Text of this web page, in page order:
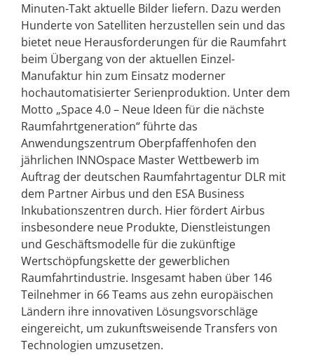
Minuten-Takt aktuelle Bilder liefern. Dazu werden
Hunderte von Satelliten herzustellen sein und das
bietet neue Herausforderungen für die Raumfahrt
beim Übergang von der aktuellen Einzel-
Manufaktur hin zum Einsatz moderner
hochautomatisierter Serienproduktion. Unter dem
Motto „Space 4.0 – Neue Ideen für die nächste
Raumfahrtgeneration“ führte das
Anwendungszentrum Oberpfaffenhofen den
jährlichen INNOspace Master Wettbewerb im
Auftrag der deutschen Raumfahrtagentur DLR mit
dem Partner Airbus und den ESA Business
Inkubationszentren durch. Hier fördert Airbus
insbesondere neue Produkte, Dienstleistungen
und Geschäftsmodelle für die zukünftige
Wertschöpfungskette der gewerblichen
Raumfahrtindustrie. Insgesamt haben über 146
Teilnehmer in 66 Teams aus zehn europäischen
Ländern ihre innovativen Lösungsvorschläge
eingereicht, um zukunftsweisende Transfers von
Technologien umzusetzen.